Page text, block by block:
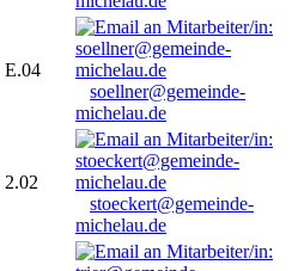
E.04
soellner@gemeinde-
michelau.de
2.02
stoeckert@gemeinde-
michelau.de